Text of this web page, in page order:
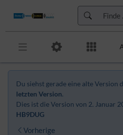
Zu den Seitenwerkzeugen
Du siehst gerade eine alte Version
letzten Version.
Dies ist die Version von 2. Januar
HB9DUG
Vorherige